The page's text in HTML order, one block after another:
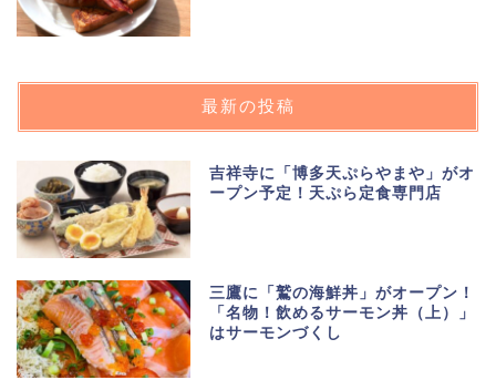
最新の投稿
吉祥寺に「博多天ぷらやまや」がオ
ープン予定！天ぷら定食専門店
三鷹に「鷲の海鮮丼」がオープン！
「名物！飲めるサーモン丼（上）」
はサーモンづくし
トップページ